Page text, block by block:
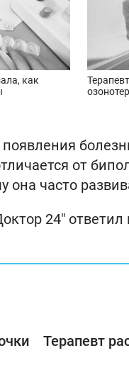
как
от
часто
24" ответил
Терапевт